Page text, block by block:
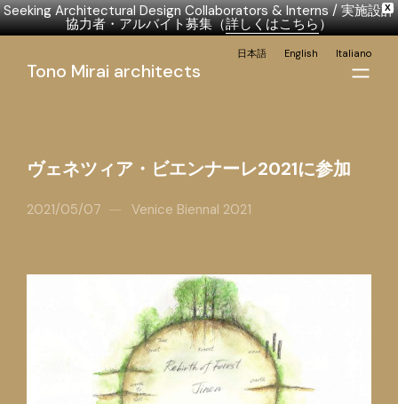
X
Seeking Architectural Design Collaborators & Interns / 実施設計
協力者・アルバイト募集（詳しくはこちら）
Tono Mirai architects
日本語 English Italiano
ヴェネツィア・ビエンナーレ2021に参加
2021/05/07 Venice Biennal 2021